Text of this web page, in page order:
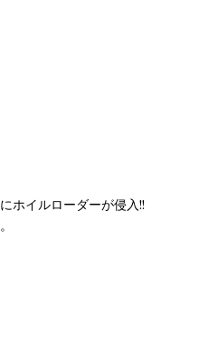
ホイルローダーが侵入!!